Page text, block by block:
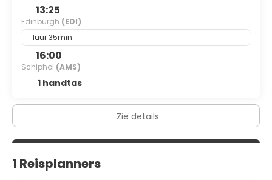
13:25
Edinburgh (EDI)
1uur 35min
16:00
Schiphol (AMS)
1 handtas
Zie details
1 Reisplanners